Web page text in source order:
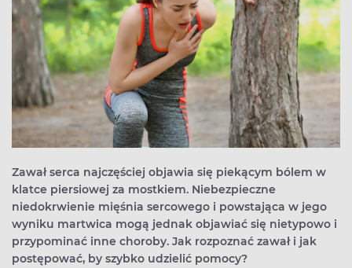
Zawał serca najczęściej objawia się piekącym bólem w
klatce piersiowej za mostkiem. Niebezpieczne
niedokrwienie mięśnia sercowego i powstająca w jego
wyniku martwica mogą jednak objawiać się nietypowo i
przypominać inne choroby. Jak rozpoznać zawał i jak
postępować, by szybko udzielić pomocy?